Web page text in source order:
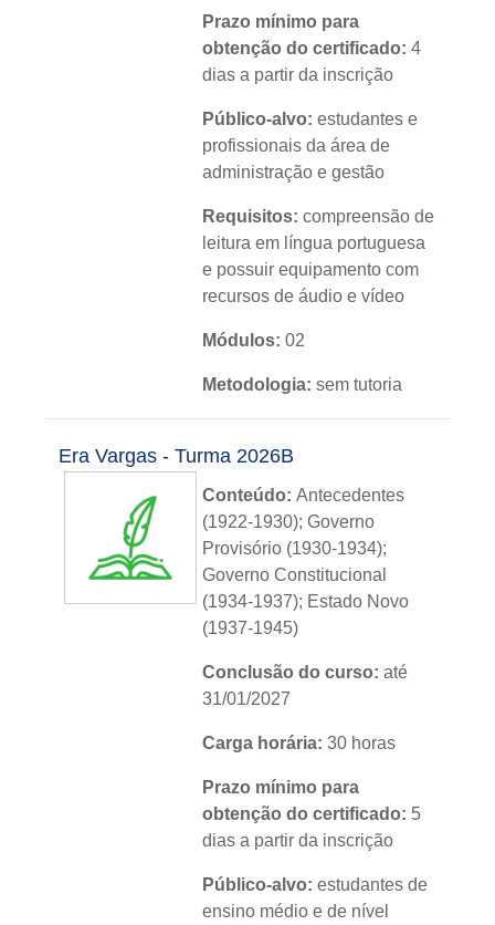
Prazo mínimo para
obtenção do certificado: 4
dias a partir da inscrição
Público-alvo: estudantes e
profissionais da área de
administração e gestão
Requisitos:compreensão de
leitura em língua portuguesa
e possuir equipamento com
recursos de áudio e vídeo
Módulos:02
Metodologia: sem tutoria
Idioma:português
Era Vargas - Turma 2026B
Conteúdo:Antecedentes
(1922-1930); Governo
Provisório (1930-1934);
Governo Constitucional
(1934-1937); Estado Novo
(1937-1945)
Conclusão do curso: até
31/01/2027
Carga horária: 30 horas
Prazo mínimo para
obtenção do certificado: 5
dias a partir da inscrição
Público-alvo: estudantes de
ensino médio e de nível